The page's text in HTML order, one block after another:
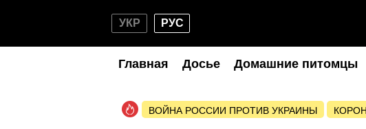
УКР РУС
Главная Досье Домашние питомцы
ВОЙНА РОССИИ ПРОТИВ УКРАИНЫ